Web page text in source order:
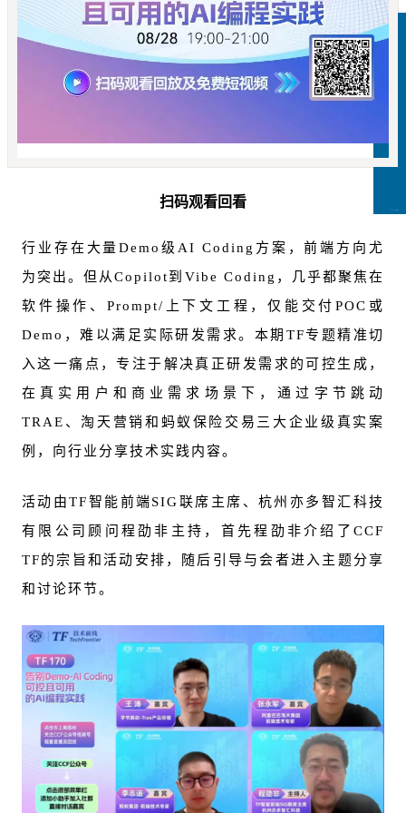
扫码观看回看
行业存在大量Demo级AI Coding方案，前端方向尤
为突出。但从Copilot到Vibe Coding，几乎都聚焦在
软件操作、Prompt/上下文工程，仅能交付POC或
Demo，难以满足实际研发需求。本期TF专题精准切
入这一痛点，专注于解决真正研发需求的可控生成，
在真实用户和商业需求场景下，通过字节跳动
TRAE、淘天营销和蚂蚁保险交易三大企业级真实案
例，向行业分享技术实践内容。
活动由TF智能前端SIG联席主席、杭州亦多智汇科技
有限公司顾问程劭非主持，首先程劭非介绍了CCF
TF的宗旨和活动安排，随后引导与会者进入主题分享
和讨论环节。